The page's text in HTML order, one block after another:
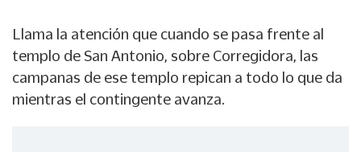
Llama la atención que cuando se pasa frente al
templo de San Antonio, sobre Corregidora, las
campanas de ese templo repican a todo lo que da
mientras el contingente avanza.